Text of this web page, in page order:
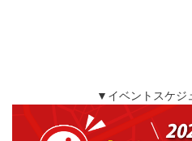
▼イベントスケジ